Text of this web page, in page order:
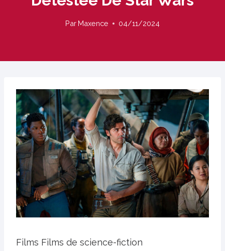
Par Maxence 04/11/2024
Films Films de science-fiction